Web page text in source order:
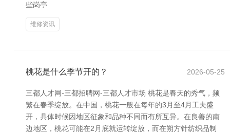
些岗亭
维修资讯
桃花是什么季节开的？ 2026-05-25
三都人才网-三都招聘网-三都人才市场 桃花是春天的秀气，频
繁在春季绽放。在中国，桃花一般在每年的3月至4月工夫盛
开，具体时候因地区征象和品种不同而有所互异。在良善的南
边地区，桃花可能在2月底就运转绽放，而在朔方针纺织品制